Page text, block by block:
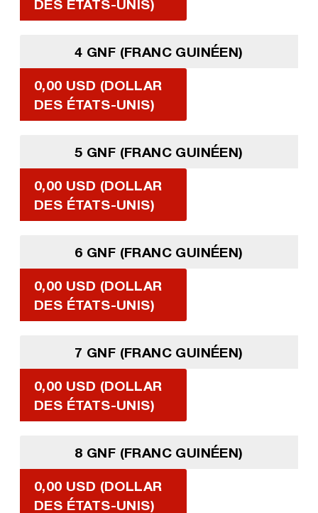
DES ÉTATS-UNIS)
4 GNF (FRANC GUINÉEN)
0,00 USD (DOLLAR
DES ÉTATS-UNIS)
5 GNF (FRANC GUINÉEN)
0,00 USD (DOLLAR
DES ÉTATS-UNIS)
6 GNF (FRANC GUINÉEN)
0,00 USD (DOLLAR
DES ÉTATS-UNIS)
7 GNF (FRANC GUINÉEN)
0,00 USD (DOLLAR
DES ÉTATS-UNIS)
8 GNF (FRANC GUINÉEN)
0,00 USD (DOLLAR
DES ÉTATS-UNIS)